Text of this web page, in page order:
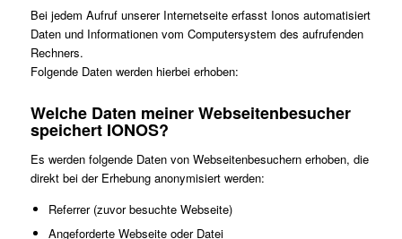
Bei jedem Aufruf unserer Internetseite erfasst Ionos automatisiert
Daten und Informationen vom Computersystem des aufrufenden
Rechners.
Folgende Daten werden hierbei erhoben:
Welche Daten meiner Webseitenbesucher
speichert IONOS?
Es werden folgende Daten von Webseitenbesuchern erhoben, die
direkt bei der Erhebung anonymisiert werden:
Referrer (zuvor besuchte Webseite)
Angeforderte Webseite oder Datei